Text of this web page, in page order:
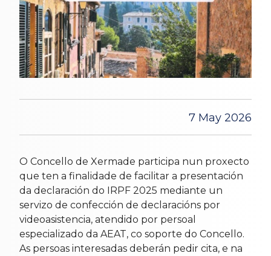
7 May 2026
O Concello de Xermade participa nun proxecto
que ten a finalidade de facilitar a presentación
da declaración do IRPF 2025 mediante un
servizo de confección de declaracións por
videoasistencia, atendido por persoal
especializado da AEAT, co soporte do Concello.
As persoas interesadas deberán pedir cita, e na